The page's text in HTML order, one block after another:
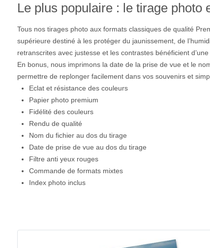
Le plus populaire : le tirage photo
Tous nos tirages photo aux formats classiques de qualité
supérieure destiné à les protéger du jaunissement, de
retranscrites avec justesse et les contrastes bénéficient
En bonus, nous imprimons la date de la prise de vue et le
permettre de replonger facilement dans vos souvenirs et
Eclat et résistance des couleurs
Papier photo premium
Fidélité des couleurs
Rendu de qualité
Nom du fichier au dos du tirage
Date de prise de vue au dos du tirage
Filtre anti yeux rouges
Commande de formats mixtes
Index photo inclus